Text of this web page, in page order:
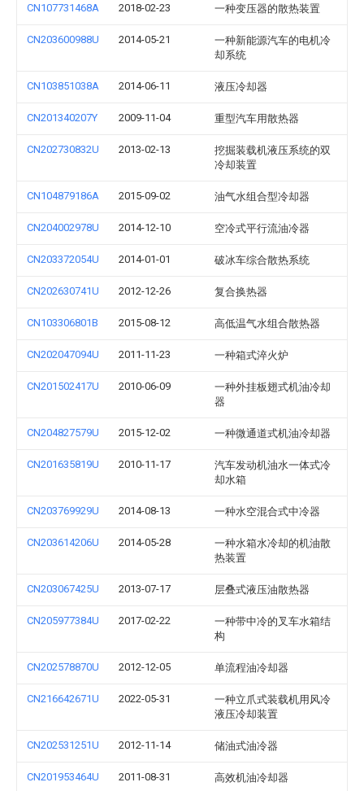
CN107731468A 2018-02-23 一种变压器的散热装置
CN203600988U 2014-05-21
一种新能源汽车的电机冷
却系统
CN103851038A 2014-06-11 液压冷却器
CN201340207Y 2009-11-04 重型汽车用散热器
CN202730832U 2013-02-13
挖掘装载机液压系统的双
冷却装置
CN104879186A 2015-09-02 油气水组合型冷却器
CN204002978U 2014-12-10 空冷式平行流油冷器
CN203372054U 2014-01-01 破冰车综合散热系统
CN202630741U 2012-12-26 复合换热器
CN103306801B 2015-08-12 高低温气水组合散热器
CN202047094U 2011-11-23 一种箱式淬火炉
CN201502417U 2010-06-09
一种外挂板翅式机油冷却
器
CN204827579U 2015-12-02 一种微通道式机油冷却器
CN201635819U 2010-11-17
汽车发动机油水一体式冷
却水箱
CN203769929U 2014-08-13 一种水空混合式中冷器
CN203614206U 2014-05-28
一种水箱水冷却的机油散
热装置
CN203067425U 2013-07-17 层叠式液压油散热器
CN205977384U 2017-02-22
一种带中冷的叉车水箱结
构
CN202578870U 2012-12-05 单流程油冷却器
CN216642671U 2022-05-31
一种立爪式装载机用风冷
液压冷却装置
CN202531251U 2012-11-14 储油式油冷器
CN201953464U 2011-08-31 高效机油冷却器